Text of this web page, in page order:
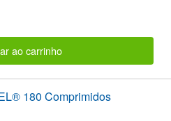
ao carrinho
180 Comprimidos